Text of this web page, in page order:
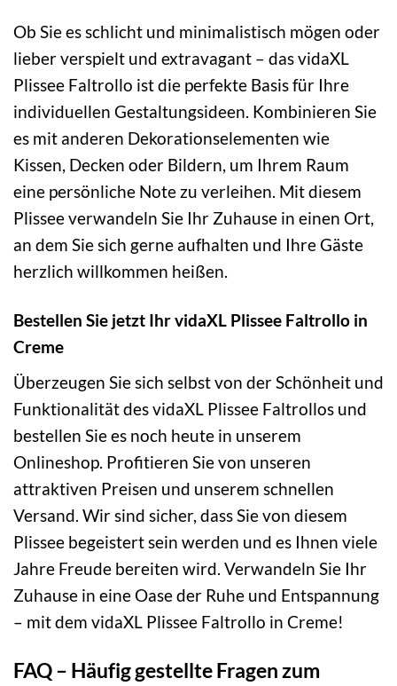
Ob Sie es schlicht und minimalistisch mögen oder
lieber verspielt und extravagant – das vidaXL
Plissee Faltrollo ist die perfekte Basis für Ihre
individuellen Gestaltungsideen. Kombinieren Sie
es mit anderen Dekorationselementen wie
Kissen, Decken oder Bildern, um Ihrem Raum
eine persönliche Note zu verleihen. Mit diesem
Plissee verwandeln Sie Ihr Zuhause in einen Ort,
an dem Sie sich gerne aufhalten und Ihre Gäste
herzlich willkommen heißen.
Bestellen Sie jetzt Ihr vidaXL Plissee Faltrollo in
Creme
Überzeugen Sie sich selbst von der Schönheit und
Funktionalität des vidaXL Plissee Faltrollos und
bestellen Sie es noch heute in unserem
Onlineshop. Profitieren Sie von unseren
attraktiven Preisen und unserem schnellen
Versand. Wir sind sicher, dass Sie von diesem
Plissee begeistert sein werden und es Ihnen viele
Jahre Freude bereiten wird. Verwandeln Sie Ihr
Zuhause in eine Oase der Ruhe und Entspannung
– mit dem vidaXL Plissee Faltrollo in Creme!
FAQ – Häufig gestellte Fragen zum